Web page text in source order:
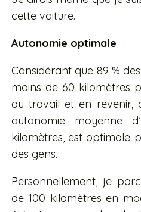
cette voiture.
Autonomie optimale
Considérant que 89 %
moins de 60 kilomètres
au travail et en revenir,
autonomie moyenne
kilomètres, est optimale
des gens.
Personnellement, je
de 100 kilomètres en